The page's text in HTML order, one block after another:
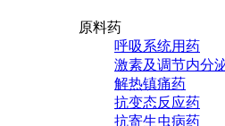
原料药
呼吸系统用药
激素及调节内分
解热镇痛药
抗变态反应药
抗寄生虫病药